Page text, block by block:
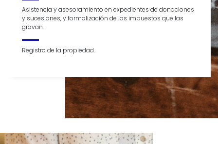
Asistencia y asesoramiento en expedientes de donaciones
y sucesiones, y formalización de los impuestos que las
gravan.
Registro de la propiedad.